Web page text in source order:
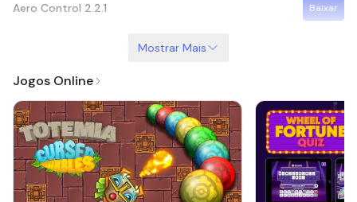
Aero Control 2.2.1 Baixar
Mostrar Mais
Jogos Online